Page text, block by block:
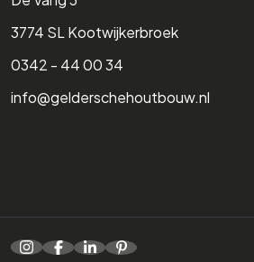
3774 SL Kootwijkerbroek
0342 - 44 00 34
info@gelderschehoutbouw.nl